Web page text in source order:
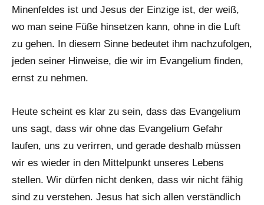
Minenfeldes ist und Jesus der Einzige ist, der weiß,
wo man seine Füße hinsetzen kann, ohne in die Luft
zu gehen. In diesem Sinne bedeutet ihm nachzufolgen,
jeden seiner Hinweise, die wir im Evangelium finden,
ernst zu nehmen.
Heute scheint es klar zu sein, dass das Evangelium
uns sagt, dass wir ohne das Evangelium Gefahr
laufen, uns zu verirren, und gerade deshalb müssen
wir es wieder in den Mittelpunkt unseres Lebens
stellen. Wir dürfen nicht denken, dass wir nicht fähig
sind zu verstehen. Jesus hat sich allen verständlich